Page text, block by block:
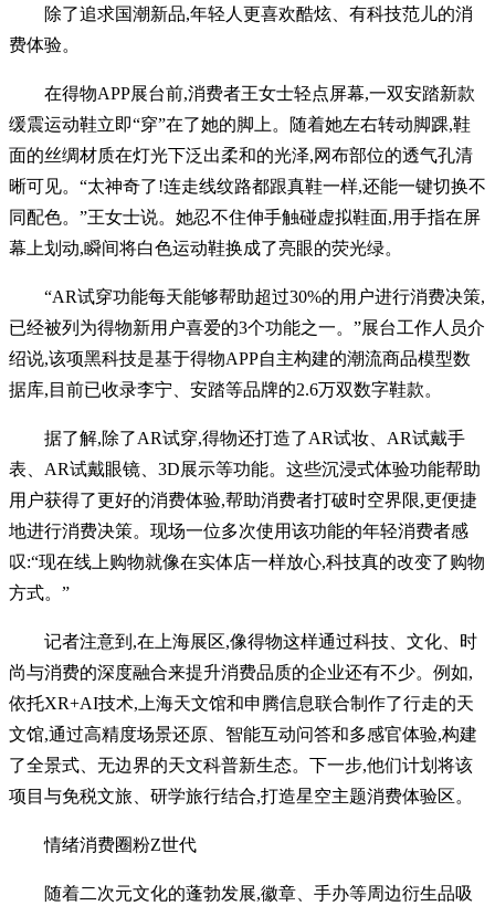
除了追求国潮新品,年轻人更喜欢酷炫、有科技范儿的消
费体验。
在得物APP展台前,消费者王女士轻点屏幕,一双安踏新款
缓震运动鞋立即“穿”在了她的脚上。随着她左右转动脚踝,鞋
面的丝绸材质在灯光下泛出柔和的光泽,网布部位的透气孔清
晰可见。“太神奇了!连走线纹路都跟真鞋一样,还能一键切换不
同配色。”王女士说。她忍不住伸手触碰虚拟鞋面,用手指在屏
幕上划动,瞬间将白色运动鞋换成了亮眼的荧光绿。
“AR试穿功能每天能够帮助超过30%的用户进行消费决策,
已经被列为得物新用户喜爱的3个功能之一。”展台工作人员介
绍说,该项黑科技是基于得物APP自主构建的潮流商品模型数
据库,目前已收录李宁、安踏等品牌的2.6万双数字鞋款。
据了解,除了AR试穿,得物还打造了AR试妆、AR试戴手
表、AR试戴眼镜、3D展示等功能。这些沉浸式体验功能帮助
用户获得了更好的消费体验,帮助消费者打破时空界限,更便捷
地进行消费决策。现场一位多次使用该功能的年轻消费者感
叹:“现在线上购物就像在实体店一样放心,科技真的改变了购物
方式。”
记者注意到,在上海展区,像得物这样通过科技、文化、时
尚与消费的深度融合来提升消费品质的企业还有不少。例如,
依托XR+AI技术,上海天文馆和申腾信息联合制作了行走的天
文馆,通过高精度场景还原、智能互动问答和多感官体验,构建
了全景式、无边界的天文科普新生态。下一步,他们计划将该
项目与免税文旅、研学旅行结合,打造星空主题消费体验区。
情绪消费圈粉Z世代
随着二次元文化的蓬勃发展,徽章、手办等周边衍生品吸